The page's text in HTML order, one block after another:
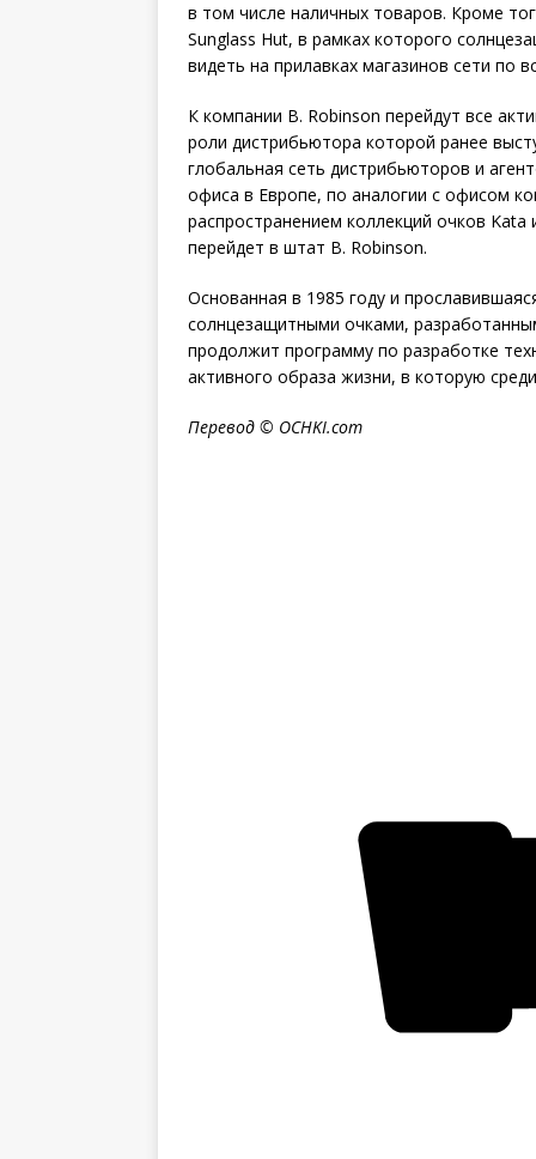
в том числе наличных товаров. Кроме
Sunglass Hut, в рамках которого
видеть на прилавках магазинов сети по
К компании B. Robinson перейдут все
роли дистрибьютора которой ранее
глобальная сеть дистрибьюторов и
офиса в Европе, по аналогии с офисом
распространением коллекций очков
перейдет в штат B. Robinson.
Основанная в 1985 году и
солнцезащитными очками,
продолжит программу по разработке
активного образа жизни, в которую
Перевод © OCHKI.com